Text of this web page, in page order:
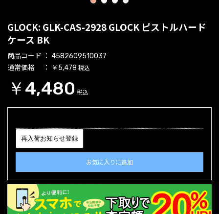
1 2 3 4
GLOCK: GLK-CAS-2928 GLOCK ピストルハード
ケース BK
商品コード 4582609510037
通常価格 ￥5,478 税込
￥4,480 税込
再入荷お知らせ登録
お気に入りに追加